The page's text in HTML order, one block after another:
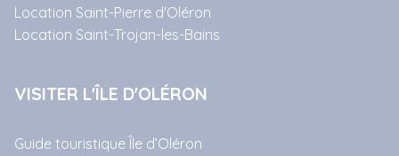
Location Saint-Pierre d'Oléron
Location Saint-Trojan-les-Bains
VISITER L'ÎLE D'OLÉRON
Guide touristique Île d’Oléron